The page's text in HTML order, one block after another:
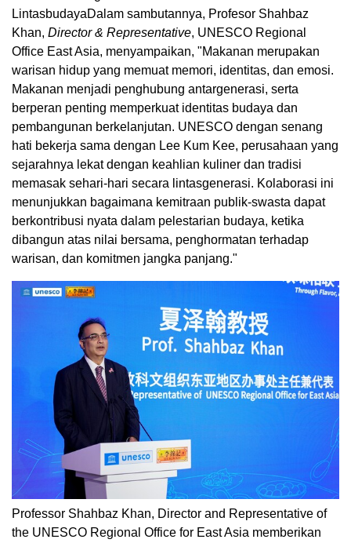
LintasbudayaDalam sambutannya, Profesor Shahbaz
Khan, Director & Representative, UNESCO Regional
Office East Asia, menyampaikan, "Makanan merupakan
warisan hidup yang memuat memori, identitas, dan emosi.
Makanan menjadi penghubung antargenerasi, serta
berperan penting memperkuat identitas budaya dan
pembangunan berkelanjutan. UNESCO dengan senang
hati bekerja sama dengan Lee Kum Kee, perusahaan yang
sejarahnya lekat dengan keahlian kuliner dan tradisi
memasak sehari-hari secara lintasgenerasi. Kolaborasi ini
menunjukkan bagaimana kemitraan publik-swasta dapat
berkontribusi nyata dalam pelestarian budaya, ketika
dibangun atas nilai bersama, penghormatan terhadap
warisan, dan komitmen jangka panjang."
Professor Shahbaz Khan, Director and Representative of
the UNESCO Regional Office for East Asia memberikan